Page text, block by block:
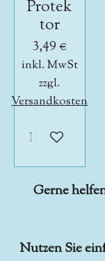
Protek
tor
3,49 €
inkl. MwSt
zzgl.
Versandkosten
In den
Gerne
Nutzen Sie